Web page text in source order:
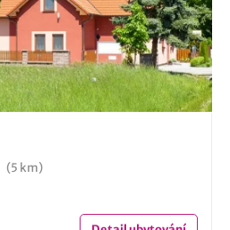
(5 km)